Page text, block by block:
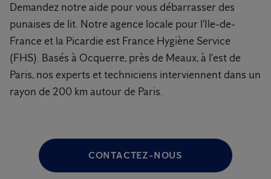
Demandez notre aide pour vous débarrasser des
punaises de lit. Notre agence locale pour l'Ile-de-
France et la Picardie est France Hygiène Service
(FHS). Basés à Ocquerre, près de Meaux, à l'est de
Paris, nos experts et techniciens interviennent dans un
rayon de 200 km autour de Paris.
CONTACTEZ-NOUS